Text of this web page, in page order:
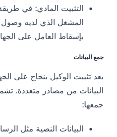
التثبيت المادي: في
المشغل الذي لديه وصول
بإسقاط العامل على
جمع البيانات
بعد تثبيت الوكيل بنجاح على
البيانات من مصادر متعددة.
جمعها:
البيانات النصية مثل